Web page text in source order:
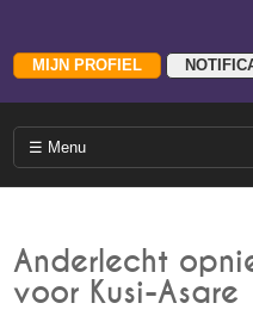
Anderlecht
voor Kusi-Asare